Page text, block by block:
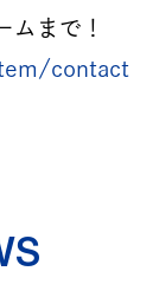
ムまで！
contact